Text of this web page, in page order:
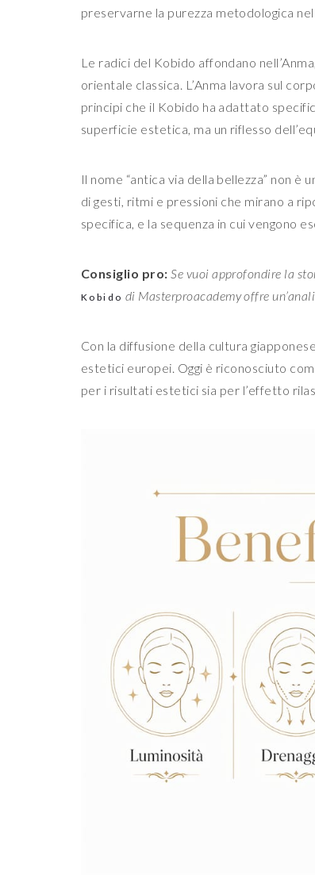
preservarne la purezza metodologica
Le radici del Kobido affondano
orientale classica. L’Anma lavora sul
principi che il Kobido ha adattato
superficie estetica, ma un riflesso
Il nome “antica via della bellezza” non
di gesti, ritmi e pressioni che mirano a
specifica, e la sequenza in cui vengono
Consiglio pro: Se vuoi approfondire la
Kobido di Masterproacademy offre
Con la diffusione della cultura
estetici europei. Oggi è riconosciuto
per i risultati estetici sia per l’effetto